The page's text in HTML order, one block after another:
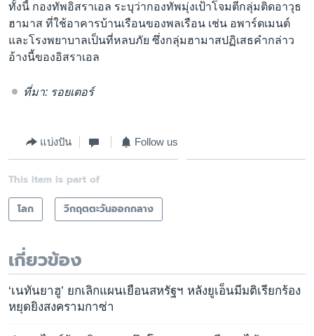
ทั้งนี้ กองทัพอิสราเอล ระบุว่ากองทัพมุ่งเป้าโจมตีกลุ่มติดอาวุธ
ฮามาส ที่ใช้อาคารบ้านเรือนของพลเรือน เช่น อพาร์ตเมนต์
และโรงพยาบาลเป็นที่หลบภัย ซึ่งกลุ่มฮามาสปฏิเสธคำกล่าว
อ้างนี้ของอิสราเอล
ที่มา: รอยเตอร์
แบ่งปัน Follow us
This item is part of
โลก
วิกฤตตะวันออกกลาง
เกี่ยวข้อง
‘เนทันยาฮู’ ยกเลิกแผนเยือนสหรัฐฯ หลังยูเอ็นมีมติเรียกร้อง
หยุดยิงสงครามกาซ่า